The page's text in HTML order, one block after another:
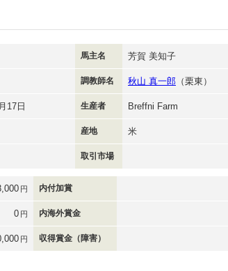
馬主名 芳賀 美知子
調教師名 秋山 真一郎 （栗東）
17日 生産者 Breffni Farm
産地 米
取引市場
円 内付加賞
0 円 内海外賞金
円 収得賞金（障害）